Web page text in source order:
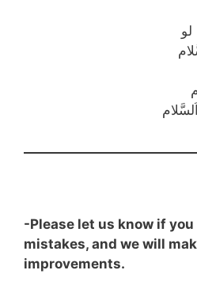
-Please let us know if
mistakes, and we will
improvements.